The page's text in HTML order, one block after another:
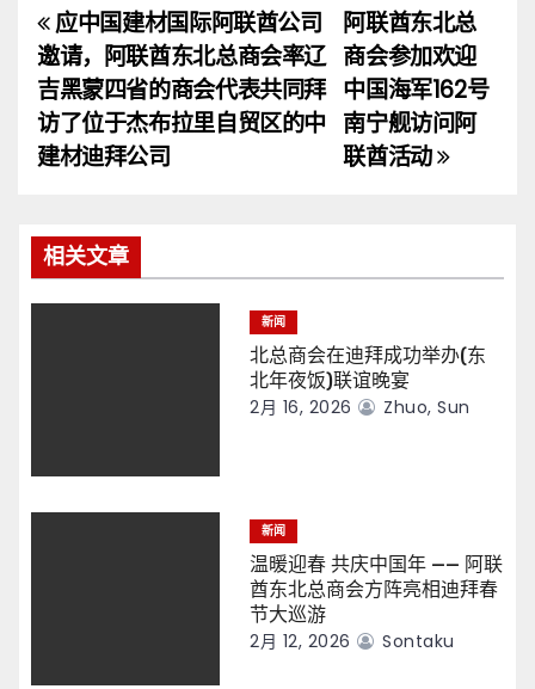
文
章
导
阿联酋东北总
商会参加欢迎
中国海军162号
南宁舰访问阿
联酋活动
应中国建材国际阿联酋公司
邀请，阿联酋东北总商会率辽
吉黑蒙四省的商会代表共同拜
访了位于杰布拉里自贸区的中
建材迪拜公司
相关文章
新闻
北总商会在迪拜成功举办(东
北年夜饭)联谊晚宴
2月 16, 2026 Zhuo, Sun
新闻
温暖迎春 共庆中国年 —— 阿联
酋东北总商会方阵亮相迪拜春
节大巡游
2月 12, 2026 Sontaku